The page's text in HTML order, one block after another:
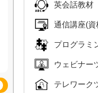
英会話教材
通信講座(資
プログラミ
ウェビナー
テレワーク